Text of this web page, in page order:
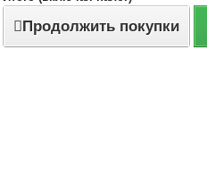
Продолжить покупки